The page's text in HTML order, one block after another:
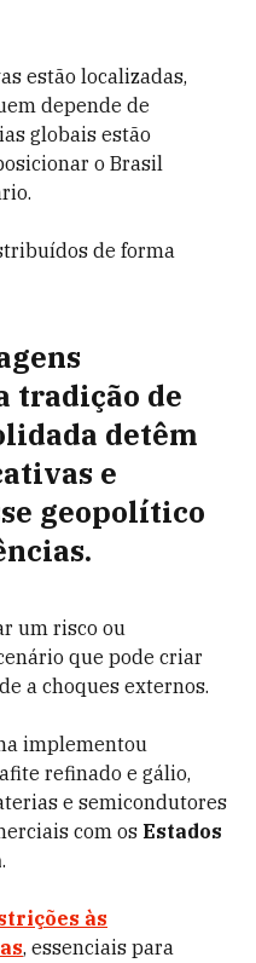
estão localizadas,
depende de
globais estão
o Brasil
de forma
tradição de
detêm
e
geopolítico
um risco ou
que pode criar
a choques externos.
implementou
refinado e gálio,
e semicondutores
com os Estados
.
às
, essenciais para